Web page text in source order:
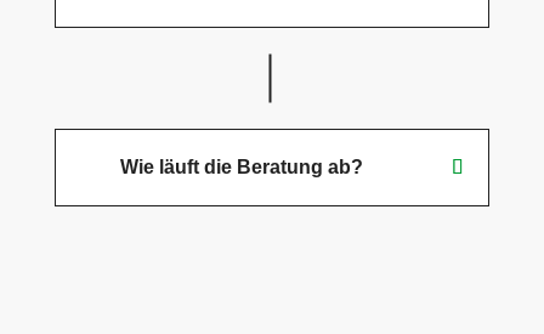
Wie läuft die Beratung ab?